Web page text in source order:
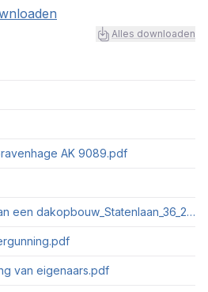
Alles downloaden
AK 9089.pdf
Tekening realiseren van een dakopbouw_Statenlaan_36_20102023.pdf
van eigenaars.pdf